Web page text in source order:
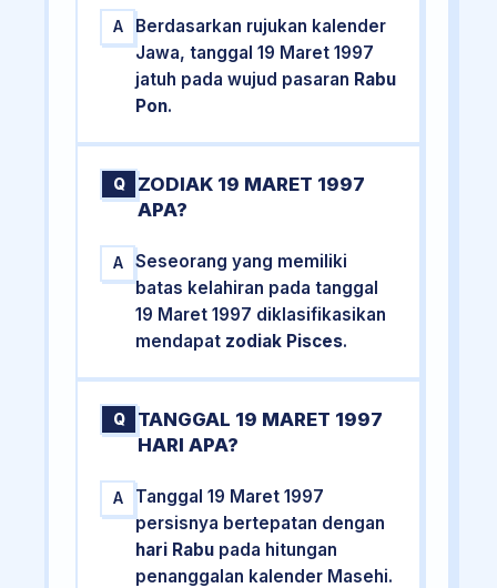
A
Berdasarkan rujukan kalender
Jawa, tanggal 19 Maret 1997
jatuh pada wujud pasaran Rabu
Pon.
Q
ZODIAK 19 MARET 1997
APA?
A
Seseorang yang memiliki
batas kelahiran pada tanggal
19 Maret 1997 diklasifikasikan
mendapat zodiak Pisces.
Q
TANGGAL 19 MARET 1997
HARI APA?
A
Tanggal 19 Maret 1997
persisnya bertepatan dengan
hari Rabu pada hitungan
penanggalan kalender Masehi.